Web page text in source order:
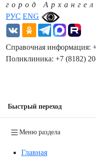
РУС ENG
город
Справочная информация:
Поликлиника: +7 (8182)
Быстрый переход
Меню раздела
Главная